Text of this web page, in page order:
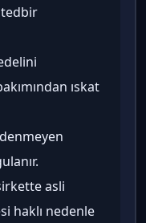
ıskat
asli
haklı nedenle